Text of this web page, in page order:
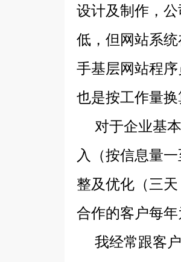
设计及制作，
低，但网站系
手基层网站程
也是按工作量
对于企业基本
入（按信息量
整及优化（三
合作的客户每年
我经常跟客户